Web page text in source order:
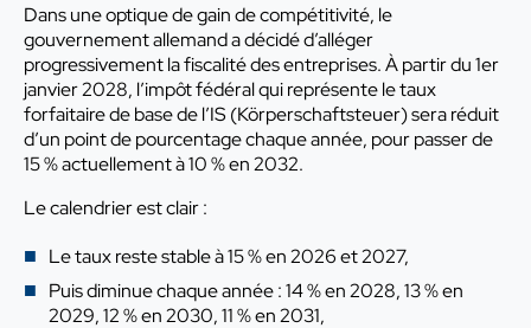
Dans une optique de gain de compétitivité, le
gouvernement allemand a décidé d’alléger
progressivement la fiscalité des entreprises. À partir du 1er
janvier 2028, l’impôt fédéral qui représente le taux
forfaitaire de base de l’IS (Körperschaftsteuer) sera réduit
d’un point de pourcentage chaque année, pour passer de
15 % actuellement à 10 % en 2032.
Le calendrier est clair :
Le taux reste stable à 15 % en 2026 et 2027,
Puis diminue chaque année : 14 % en 2028, 13 % en
2029, 12 % en 2030, 11 % en 2031,